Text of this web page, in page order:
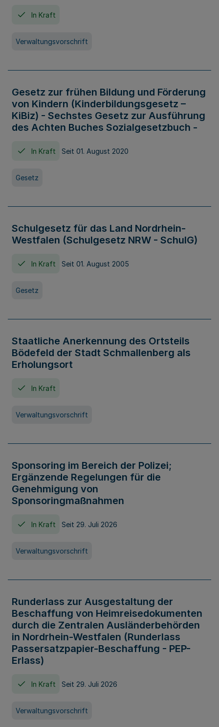
In Kraft
Verwaltungsvorschrift
Gesetz zur frühen Bildung und Förderung
von Kindern (Kinderbildungsgesetz –
KiBiz) - Sechstes Gesetz zur Ausführung
des Achten Buches Sozialgesetzbuch -
In Kraft Seit 01. August 2020
Gesetz
Schulgesetz für das Land Nordrhein-
Westfalen (Schulgesetz NRW - SchulG)
In Kraft Seit 01. August 2005
Gesetz
Staatliche Anerkennung des Ortsteils
Bödefeld der Stadt Schmallenberg als
Erholungsort
In Kraft
Verwaltungsvorschrift
Sponsoring im Bereich der Polizei;
Ergänzende Regelungen für die
Genehmigung von
Sponsoringmaßnahmen
In Kraft Seit 29. Juli 2026
Verwaltungsvorschrift
Runderlass zur Ausgestaltung der
Beschaffung von Heimreisedokumenten
durch die Zentralen Ausländerbehörden
in Nordrhein-Westfalen (Runderlass
Passersatzpapier-Beschaffung - PEP-
Erlass)
In Kraft Seit 29. Juli 2026
Verwaltungsvorschrift